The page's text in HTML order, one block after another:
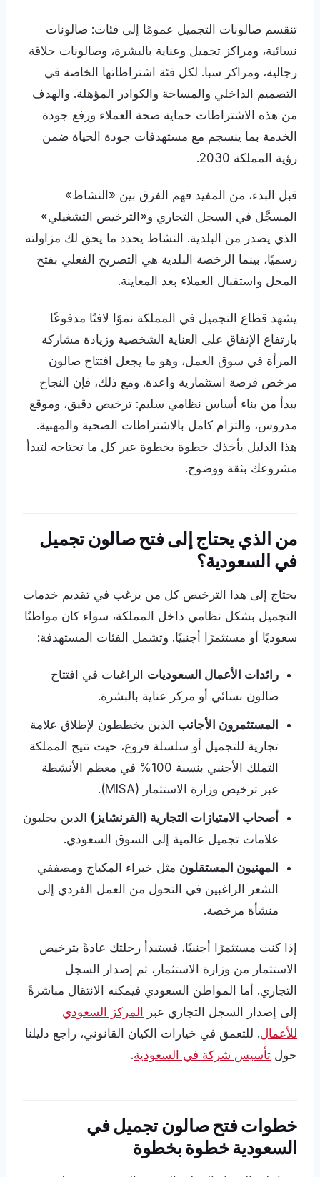
تنقسم صالونات التجميل عمومًا إلى فئات: صالونات
نسائية، ومراكز تجميل وعناية بالبشرة، وصالونات حلاقة
رجالية، ومراكز سبا. لكل فئة اشتراطاتها الخاصة في
التصميم الداخلي والمساحة والكوادر المؤهلة. والهدف
من هذه الاشتراطات حماية صحة العملاء ورفع جودة
الخدمة بما ينسجم مع مستهدفات جودة الحياة ضمن
رؤية المملكة 2030.
قبل البدء، من المفيد فهم الفرق بين «النشاط»
المسجَّل في السجل التجاري و«الترخيص التشغيلي»
الذي يصدر من البلدية. النشاط يحدد ما يحق لك مزاولته
رسميًا، بينما الرخصة البلدية هي التصريح الفعلي بفتح
المحل واستقبال العملاء بعد المعاينة.
يشهد قطاع التجميل في المملكة نموًا لافتًا مدفوعًا
بارتفاع الإنفاق على العناية الشخصية وزيادة مشاركة
المرأة في سوق العمل، وهو ما يجعل افتتاح صالون
مرخص فرصة استثمارية واعدة. ومع ذلك، فإن النجاح
يبدأ من بناء أساس نظامي سليم: ترخيص دقيق، وموقع
مدروس، والتزام كامل بالاشتراطات الصحية والمهنية.
هذا الدليل يأخذك خطوة بخطوة عبر كل ما تحتاجه لتبدأ
مشروعك بثقة ووضوح.
من الذي يحتاج إلى فتح صالون تجميل
في السعودية؟
يحتاج إلى هذا الترخيص كل من يرغب في تقديم خدمات
التجميل بشكل نظامي داخل المملكة، سواء كان مواطنًا
سعوديًا أو مستثمرًا أجنبيًا. وتشمل الفئات المستهدفة:
رائدات الأعمال السعوديات الراغبات في افتتاح
صالون نسائي أو مركز عناية بالبشرة.
المستثمرون الأجانب الذين يخططون لإطلاق علامة
تجارية للتجميل أو سلسلة فروع، حيث تتيح المملكة
التملك الأجنبي بنسبة 100% في معظم الأنشطة
عبر ترخيص وزارة الاستثمار (MISA).
أصحاب الامتيازات التجارية (الفرنشايز) الذين يجلبون
علامات تجميل عالمية إلى السوق السعودي.
المهنيون المستقلون مثل خبراء المكياج ومصففي
الشعر الراغبين في التحول من العمل الفردي إلى
منشأة مرخصة.
إذا كنت مستثمرًا أجنبيًا، فستبدأ رحلتك عادةً بترخيص
الاستثمار من وزارة الاستثمار، ثم إصدار السجل
التجاري. أما المواطن السعودي فيمكنه الانتقال مباشرةً
إلى إصدار السجل التجاري عبر
المركز السعودي
للأعمال. للتعمق في خيارات الكيان القانوني، راجع دليلنا
حول تأسيس شركة في السعودية.
خطوات فتح صالون تجميل في
السعودية خطوة بخطوة